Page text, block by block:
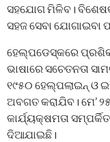
ସହଯୋଗ ମିଳିବ।
ସହଜ ସେବା
ହେଲ୍ପଡେସ୍କରେ
ଭାଷାରେ ସଚେତନତା
୧୯୫୦ ହେଲ୍ପଲାଇନ୍‌ ଓ
ଅବଗତ କରାଯିବ। ମେ’
କାର୍ଯ୍ୟକ୍ଷମତା
ଦିଆଯାଇଛି।